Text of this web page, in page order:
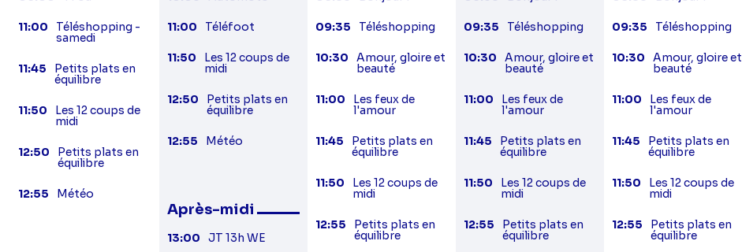
11:00 Téléshopping -
samedi
11:45 Petits plats en
équilibre
11:50 Les 12 coups de
midi
12:50 Petits plats en
équilibre
12:55 Météo
11:00 Téléfoot
11:50 Les 12 coups de
midi
12:50 Petits plats en
équilibre
12:55 Météo
Après-midi
13:00 JT 13h WE
09:35 Téléshopping
10:30 Amour, gloire et
beauté
11:00 Les feux de
l'amour
11:45 Petits plats en
équilibre
11:50 Les 12 coups de
midi
12:55 Petits plats en
équilibre
09:35 Téléshopping
10:30 Amour, gloire et
beauté
11:00 Les feux de
l'amour
11:45 Petits plats en
équilibre
11:50 Les 12 coups de
midi
12:55 Petits plats en
équilibre
09:35 Téléshopping
10:30 Amour, gloire et
beauté
11:00 Les feux de
l'amour
11:45 Petits plats en
équilibre
11:50 Les 12 coups de
midi
12:55 Petits plats en
équilibre